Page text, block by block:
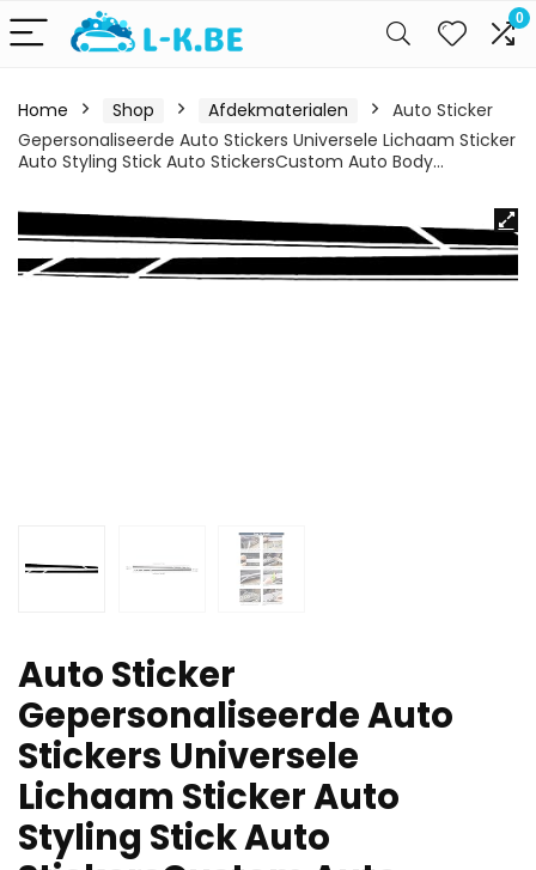
0
Home Shop Afdekmaterialen
Auto Sticker
Gepersonaliseerde Auto Stickers Universele Lichaam Sticker
Auto Styling Stick Auto StickersCustom Auto Body…
Auto Sticker
Gepersonaliseerde Auto
Stickers Universele
Lichaam Sticker Auto
Styling Stick Auto